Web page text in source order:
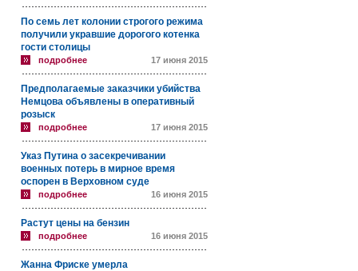
По семь лет колонии строгого режима
получили укравшие дорогого котенка
гости столицы
подробнее 17 июня 2015
Предполагаемые заказчики убийства
Немцова объявлены в оперативный
розыск
подробнее 17 июня 2015
Указ Путина о засекречивании
военных потерь в мирное время
оспорен в Верховном суде
подробнее 16 июня 2015
Растут цены на бензин
подробнее 16 июня 2015
Жанна Фриске умерла